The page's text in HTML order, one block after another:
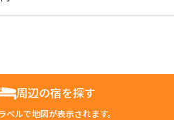
周辺の宿を探す
ベルで地図が表示されます。